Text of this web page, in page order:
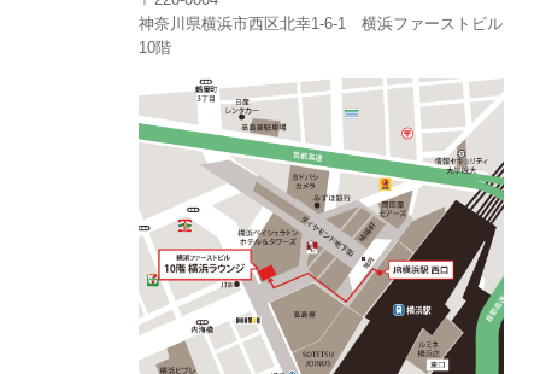
神奈川県横浜市西区北幸1‐6‐1 横浜ファーストビル
10階